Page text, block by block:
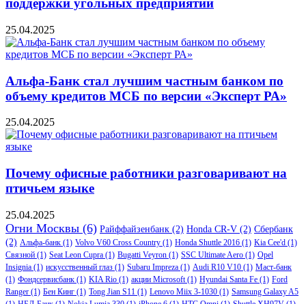
поддержки угольных предприятий
25.04.2025
Альфа-Банк стал лучшим частным банком по
объему кредитов МСБ по версии «Эксперт РА»
25.04.2025
Почему офисные работники разговаривают на
птичьем языке
25.04.2025
Огни Москвы (6) Райффайзенбанк (2) Honda CR-V (2) Сбербанк
(2) Альфа-банк (1) Volvo V60 Cross Country (1) Honda Shuttle 2016 (1) Kia Cee'd (1)
Связной (1) Seat Leon Cupra (1) Bugatti Veyron (1) SSC Ultimate Aero (1) Opel
Insignia (1) искусственный глаз (1) Subaru Impreza (1) Audi R10 V10 (1) Маст-банк
(1) Фондсервисбанк (1) KIA Rio (1) акции Microsoft(1) Hyundai Santa Fe (1) Ford
Ranger (1) Бен Кинг (1) Tong Jian S11 (1) Lenovo Miix 3-1030 (1) Samsung Galaxy A5